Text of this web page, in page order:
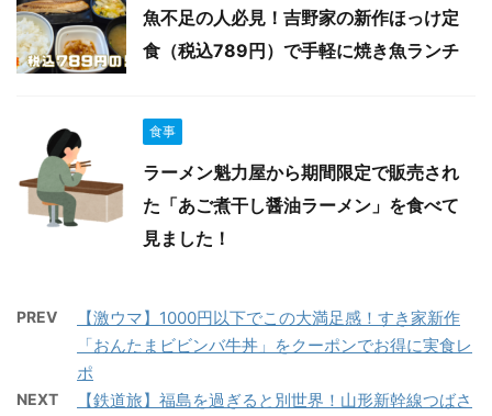
魚不足の人必見！吉野家の新作ほっけ定
食（税込789円）で手軽に焼き魚ランチ
食事
ラーメン魁力屋から期間限定で販売され
た「あご煮干し醤油ラーメン」を食べて
見ました！
PREV
【激ウマ】1000円以下でこの大満足感！すき家新作
「おんたまビビンバ牛丼」をクーポンでお得に実食レ
ポ
NEXT
【鉄道旅】福島を過ぎると別世界！山形新幹線つばさ